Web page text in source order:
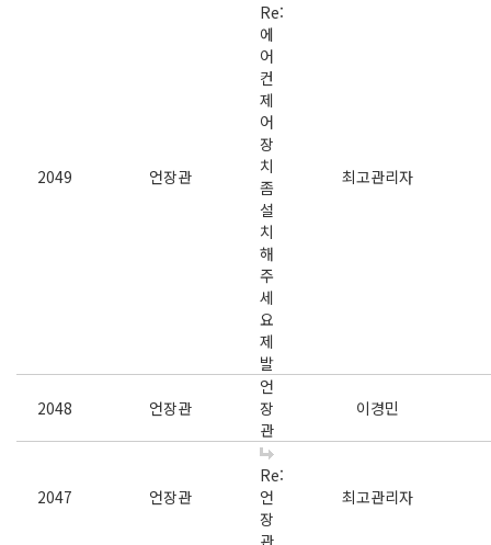
2049 언장관
Re:
에
어
컨
제
어
장
치
좀
설
치
해
주
세
요
제
발
최고관리자
2048 언장관
언
장
관
이경민
2047 언장관
Re:
언
장
관
최고관리자